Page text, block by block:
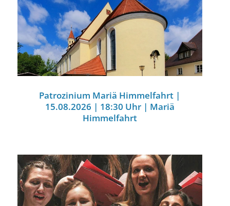
Patrozinium Mariä Himmelfahrt |
15.08.2026 | 18:30 Uhr | Mariä
Himmelfahrt